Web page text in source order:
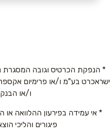
טלפון
אימייל*
* הנפקת הכרטיס וגובה המסגרת
ישראכרט בע"מ ו/או פרימיום
ו/או
* אי עמידה בפירעון ההלוואה או
פיגורים והליכי